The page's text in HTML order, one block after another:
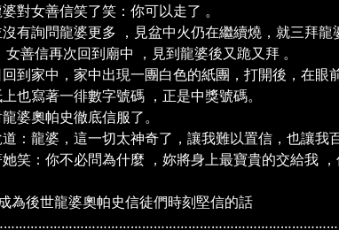
對女善信笑了笑：你可以走了 。
有詢問龍婆更多 ，見盆中火仍在繼續燒，就三拜龍
女善信再次回到廟中 ，見到龍婆後又跪又拜 。
到家中，家中出現一團白色的紙團，打開後，在
也寫著一徘數字號碼 ，正是中獎號碼。
婆奧帕史徹底信服了。
：龍婆，這一切太神奇了，讓我難以置信，也讓我
笑：你不必問為什麼 ，妳將身上最寶貴的交給我 ，
為後世龍婆奧帕史信徒們時刻堅信的話